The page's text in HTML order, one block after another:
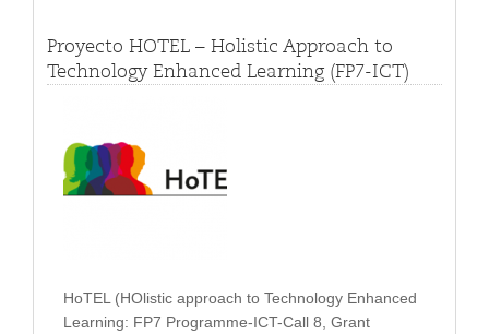
Proyecto HOTEL – Holistic Approach to
Technology Enhanced Learning (FP7-ICT)
HoTEL (HOlistic approach to Technology Enhanced
Learning: FP7 Programme-ICT-Call 8, Grant